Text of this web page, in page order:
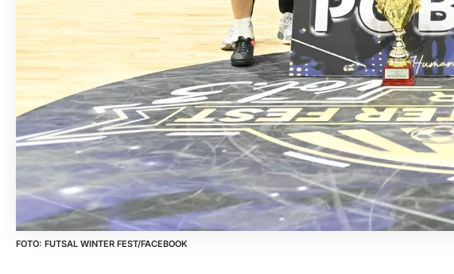
FUTSAL WINTER FEST/FACEBOOK